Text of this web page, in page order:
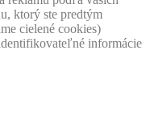
ktorý ste predtým
cielené cookies)
informácie